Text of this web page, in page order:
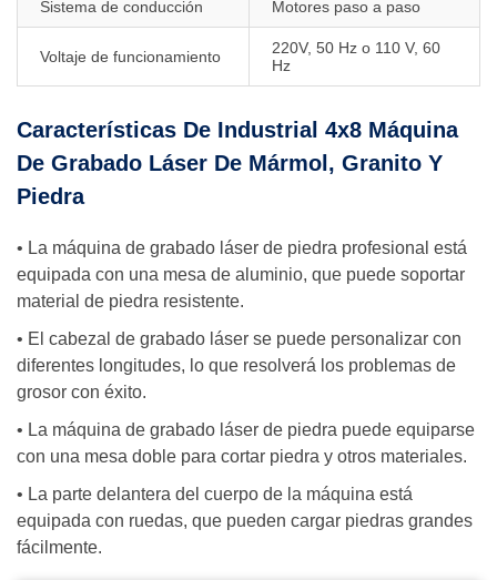
Sistema de conducción Motores paso a paso
Voltaje de funcionamiento
220V, 50 Hz o 110 V, 60
Hz
Características De Industrial 4x8 Máquina
De Grabado Láser De Mármol, Granito Y
Piedra
• La máquina de grabado láser de piedra profesional está
equipada con una mesa de aluminio, que puede soportar
material de piedra resistente.
• El cabezal de grabado láser se puede personalizar con
diferentes longitudes, lo que resolverá los problemas de
grosor con éxito.
• La máquina de grabado láser de piedra puede equiparse
con una mesa doble para cortar piedra y otros materiales.
• La parte delantera del cuerpo de la máquina está
equipada con ruedas, que pueden cargar piedras grandes
fácilmente.